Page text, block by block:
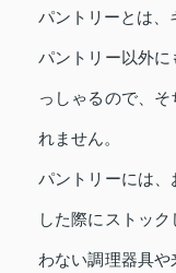
パントリーとは、
パントリー以外に
っしゃるので、
れません。
パントリーには、
した際にストッ
わない調理器具